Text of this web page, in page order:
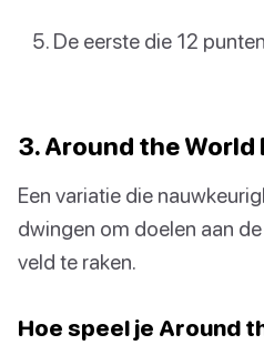
De eerste die 12
3. Around the World
Een variatie die
dwingen om doelen aan
veld te raken.
Hoe speel je Around